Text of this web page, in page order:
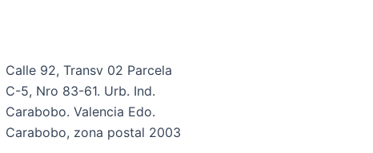
Calle 92, Transv 02 Parcela
C-5, Nro 83-61. Urb. Ind.
Carabobo. Valencia Edo.
Carabobo, zona postal 2003